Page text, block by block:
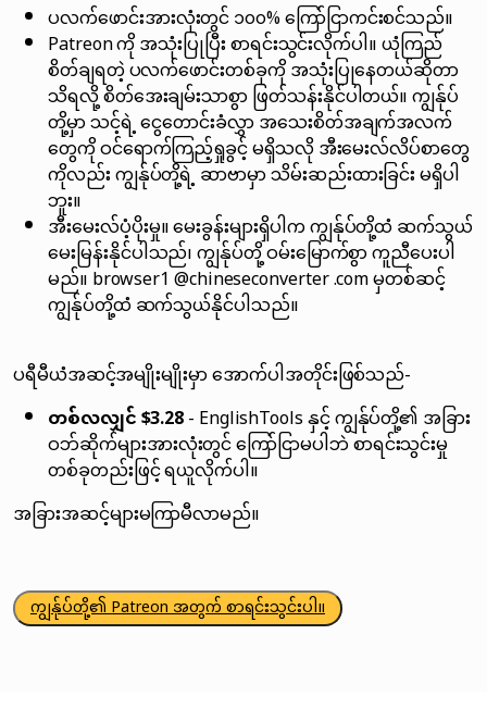
ပလက်ဖောင်းအားလုံးတွင် ၁၀၀% ကြော်ငြာကင်းစင်သည်။
Patreon ကို အသုံးပြုပြီး စာရင်းသွင်းလိုက်ပါ။ ယုံကြည်
စိတ်ချရတဲ့ ပလက်ဖောင်းတစ်ခုကို အသုံးပြုနေတယ်ဆိုတာ
သိရလို့ စိတ်အေးချမ်းသာစွာ ဖြတ်သန်းနိုင်ပါတယ်။ ကျွန်ုပ်
တို့မှာ သင့်ရဲ့ ငွေတောင်းခံလွှာ အသေးစိတ်အချက်အလက်
တွေကို ဝင်ရောက်ကြည့်ရှုခွင့် မရှိသလို အီးမေးလ်လိပ်စာတွေ
ကိုလည်း ကျွန်ုပ်တို့ရဲ့ ဆာဗာမှာ သိမ်းဆည်းထားခြင်း မရှိပါ
ဘူး။
အီးမေးလ်ပံ့ပိုးမှု။ မေးခွန်းများရှိပါက ကျွန်ုပ်တို့ထံ ဆက်သွယ်
မေးမြန်းနိုင်ပါသည်၊ ကျွန်ုပ်တို့ ဝမ်းမြောက်စွာ ကူညီပေးပါ
မည်။ browser1 @chineseconverter .com မှတစ်ဆင့်
ကျွန်ုပ်တို့ထံ ဆက်သွယ်နိုင်ပါသည်။
ပရီမီယံအဆင့်အမျိုးမျိုးမှာ အောက်ပါအတိုင်းဖြစ်သည်-
တစ်လလျှင် $3.28- EnglishTools နှင့် ကျွန်ုပ်တို့၏ အခြား
ဝဘ်ဆိုက်များအားလုံးတွင် ကြော်ငြာမပါဘဲ စာရင်းသွင်းမှု
တစ်ခုတည်းဖြင့် ရယူလိုက်ပါ။
အခြားအဆင့်များမကြာမီလာမည်။
ကျွန်ုပ်တို့၏ Patreon အတွက် စာရင်းသွင်းပါ။